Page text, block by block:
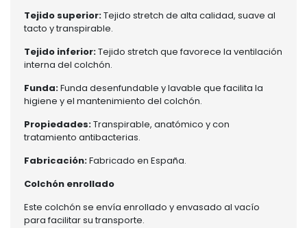
Tejido superior:Tejido stretch de alta calidad, suave al
tacto y transpirable.
Tejido inferior:Tejido stretch que favorece la ventilación
interna del colchón.
Funda:Funda desenfundable y lavable que facilita la
higiene y el mantenimiento del colchón.
Propiedades:Transpirable, anatómico y con
tratamiento antibacterias.
Fabricación:Fabricado en España.
Colchón enrollado
Este colchón se envía enrollado y envasado al vacío
para facilitar su transporte.